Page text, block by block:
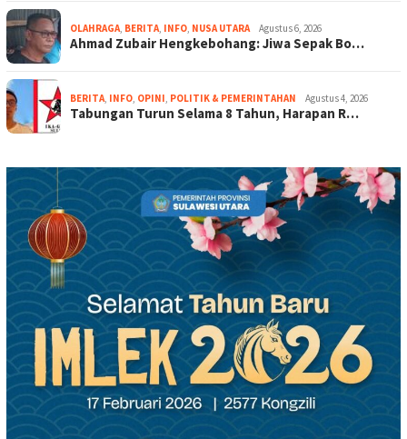
OLAHRAGA, BERITA, INFO, NUSA UTARA Agustus 6, 2026
Ahmad Zubair Hengkebohang: Jiwa Sepak Bo…
BERITA, INFO, OPINI, POLITIK & PEMERINTAHAN Agustus 4, 2026
Tabungan Turun Selama 8 Tahun, Harapan R…